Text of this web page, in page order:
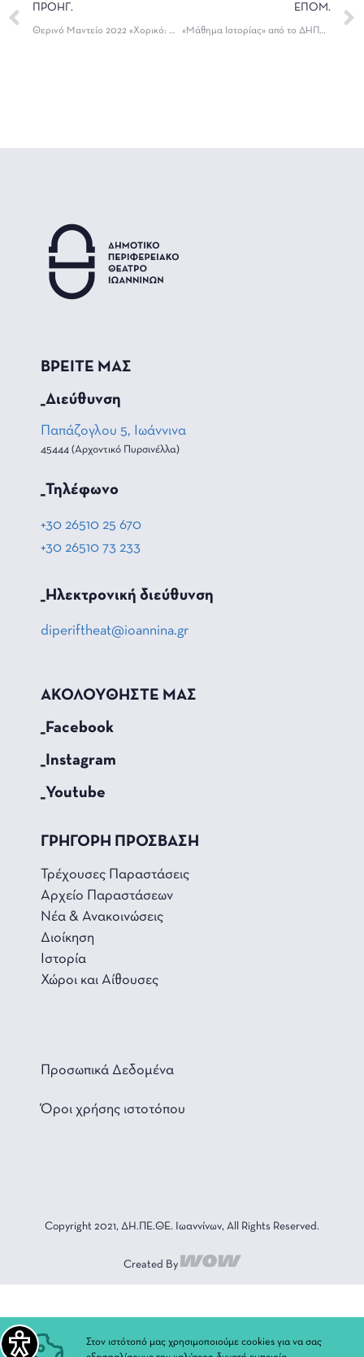
ΠΡΟΗΓ.
Θερινό Μαντείο 2022 «Χορικό: Η πόλις μου» (Πρόσκληση ενδιαφέροντος για τη συμμετοχή στο)
ΕΠΟΜ.
«Μάθημα Ιστορίας» από το ΔΗΠΕΘΕ Ιωαννίνων στην Ήπειρο και σε επιλεγμένες εκδηλώσεις της χώρας!
ΒΡΕΙΤΕ ΜΑΣ
_Διεύθυνση
Παπάζογλου 5, Ιωάννινα
45444 (Αρχοντικό Πυρσινέλλα)
_Τηλέφωνο
+30 26510 25 670
+30 26510 73 233
_Hλεκτρονική διεύθυνση
diperiftheat@ioannina.gr
ΑΚΟΛΟΥΘΗΣΤΕ ΜΑΣ
_Facebook
_Instagram
_Youtube
ΓΡΗΓΟΡΗ ΠΡΟΣΒΑΣΗ
Τρέχουσες Παραστάσεις
Αρχείο Παραστάσεων
Νέα & Ανακοινώσεις
Διοίκηση
Ιστορία
Χώροι και Αίθουσες
Προσωπικά Δεδομένα
Όροι χρήσης ιστοτόπου
Copyright 2021, ΔΗ.ΠΕ.ΘΕ. Ιωαννίνων, All Rights Reserved.
Created By
Στον ιστότοπό μας χρησιμοποιούμε cookies για να σας